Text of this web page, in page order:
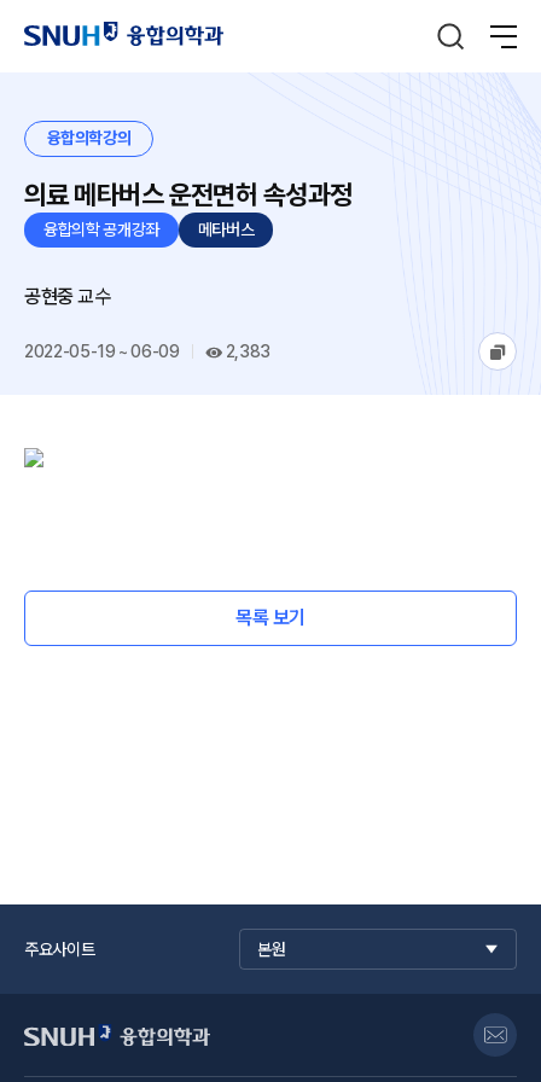
융합의학강의
의료 메타버스 운전면허 속성과정
융합의학 공개강좌 메타버스
공현중교수
2022-05-19 ~ 06-09 2,383
목록 보기
주요사이트 본원